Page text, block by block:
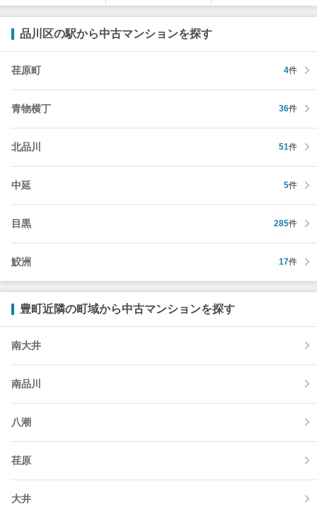
品川区の駅から中古マンションを探す
荏原町 4件
青物横丁 36件
北品川 51件
中延 5件
目黒 285件
鮫洲 17件
豊町近隣の町域から中古マンションを探す
南大井
南品川
八潮
荏原
大井